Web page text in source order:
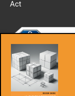
Act
Useful information